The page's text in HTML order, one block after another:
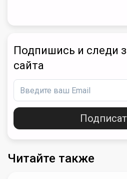
Подпишись и следи
сайта
Читайте также